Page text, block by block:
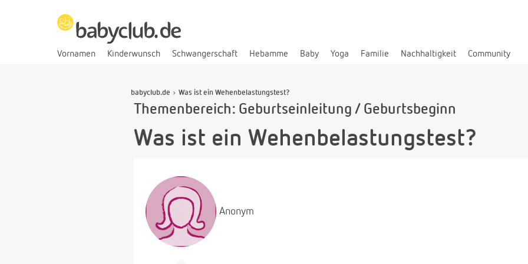
Vornamen Kinderwunsch Schwangerschaft Hebamme Baby Yoga Familie Nachhaltigkeit Community
babyclub.de Was ist ein Wehenbelastungstest?
Themenbereich: Geburtseinleitung / Geburtsbeginn
Was ist ein Wehenbelastungstest?
Anonym